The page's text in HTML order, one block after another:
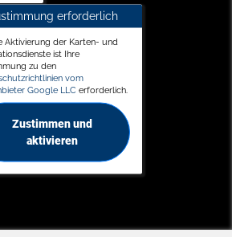
erforderlich
Aktivierung der Karten- und
ist Ihre
zu den
vom
Google LLC erforderlich.
Zustimmen und
aktivieren